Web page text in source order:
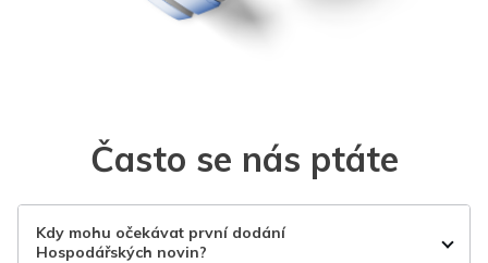
Často se nás ptáte
Kdy mohu očekávat první dodání
Hospodářských novin?